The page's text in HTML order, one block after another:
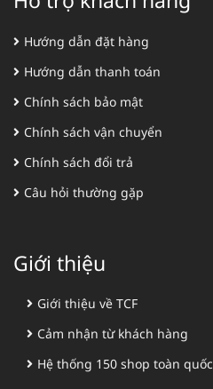
Hướng dẫn đặt hàng
Hướng dẫn thanh toán
Chính sách bảo mật
Chính sách vận chuyển
Chính sách đổi trả
Câu hỏi thường gặp
Giới thiệu
Giới thiệu về TCF
Cảm nhận từ khách hàng
Hệ thống 150 shop toàn quốc